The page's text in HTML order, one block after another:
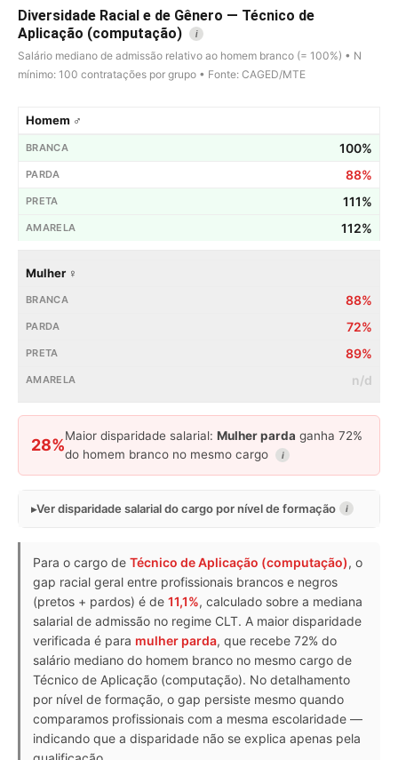
Diversidade Racial e de Gênero — Técnico de
Aplicação (computação)
i
Salário mediano de admissão relativo ao homem branco (= 100%) • N
mínimo: 100 contratações por grupo • Fonte: CAGED/MTE
Homem ♂
100%
88%
111%
112%
Mulher ♀
88%
72%
89%
n/d
28%
Maior disparidade salarial: Mulher parda ganha 72%
do homem branco no mesmo cargo
i
Ver disparidade salarial do cargo por nível de formação i
Para o cargo de Técnico de Aplicação (computação), o
gap racial geral entre profissionais brancos e negros
(pretos + pardos) é de 11,1%, calculado sobre a mediana
salarial de admissão no regime CLT. A maior disparidade
verificada é para mulher parda, que recebe 72% do
salário mediano do homem branco no mesmo cargo de
Técnico de Aplicação (computação). No detalhamento
por nível de formação, o gap persiste mesmo quando
comparamos profissionais com a mesma escolaridade —
indicando que a disparidade não se explica apenas pela